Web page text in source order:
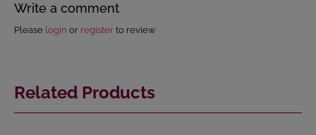
Write a comment
Please login or register to review
Related Products